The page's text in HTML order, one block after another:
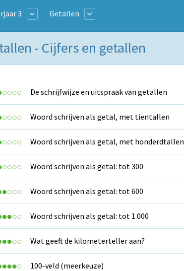
3 Getallen
- Cijfers en getallen
De schrijfwijze en uitspraak van getallen
Woord schrijven als getal, met tientallen
Woord schrijven als getal, met honderdtallen
Woord schrijven als getal: tot 300
Woord schrijven als getal: tot 600
Woord schrijven als getal: tot 1.000
Wat geeft de kilometerteller aan?
100-veld (meerkeuze)